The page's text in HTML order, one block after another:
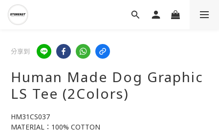
分享到
Human Made Dog Graphic
LS Tee (2Colors)
HM31CS037
MATERIAL：100% COTTON